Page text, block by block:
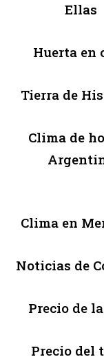
Ellas
Huerta en
Tierra de
Clima de
Clima en
Noticias de
Precio de
Precio del